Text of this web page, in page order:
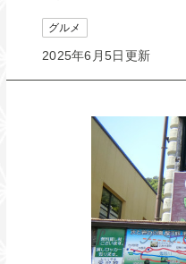
グルメ
2025年6月5日更新